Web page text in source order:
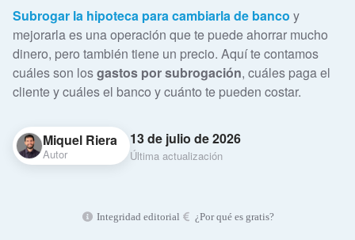
Subrogar la hipoteca para cambiarla de banco y
mejorarla es una operación que te puede ahorrar mucho
dinero, pero también tiene un precio. Aquí te contamos
cuáles son losgastos por subrogación, cuáles paga el
cliente y cuáles el banco y cuánto te pueden costar.
Miquel Riera
Autor
13 de julio de 2026
Última actualización
Integridad editorial ¿Por qué es gratis?